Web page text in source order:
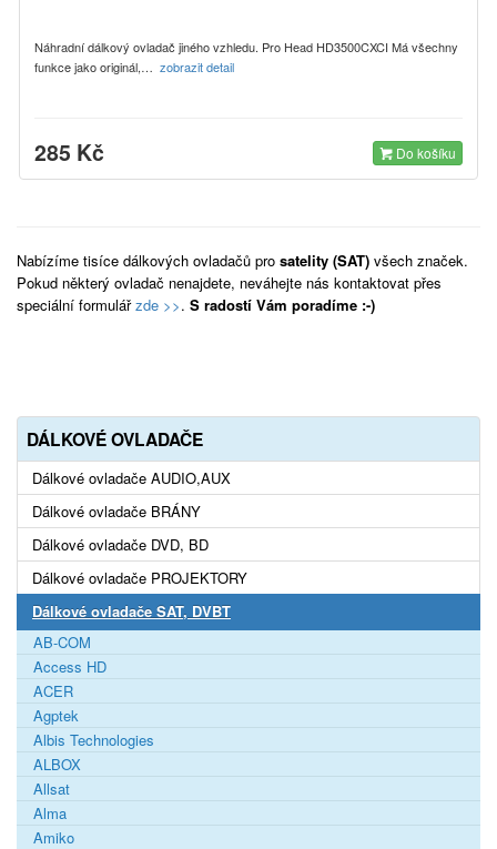
Náhradní dálkový ovladač jiného vzhledu. Pro Head HD3500CXCI Má všechny
funkce jako originál,… zobrazit detail
285 Kč Do košíku
Nabízíme tisíce dálkových ovladačů pro satelity (SAT) všech značek.
Pokud některý ovladač nenajdete, neváhejte nás kontaktovat přes
speciální formulářzde >>. S radostí Vám poradíme :-)
DÁLKOVÉ OVLADAČE
Dálkové ovladače AUDIO,AUX
Dálkové ovladače BRÁNY
Dálkové ovladače DVD, BD
Dálkové ovladače PROJEKTORY
Dálkové ovladače SAT, DVBT
AB-COM
Access HD
ACER
Agptek
Albis Technologies
ALBOX
Allsat
Alma
Amiko